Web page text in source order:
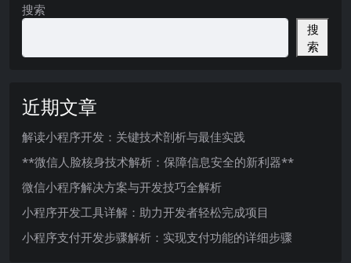
搜索
搜
索
近期文章
解读小程序开发：关键技术剖析与最佳实践
**微信人脸核身技术解析：保障信息安全的新利器**
微信小程序解决方案与开发技巧全解析
小程序开发工具详解：助力开发者轻松完成项目
小程序支付开发步骤解析：实现支付功能的详细步骤